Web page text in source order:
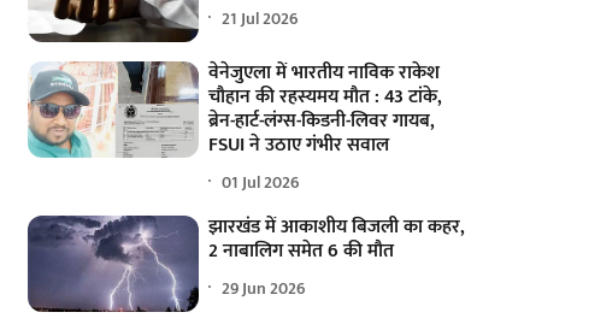
21 Jul 2026
वेनेजुएला में भारतीय नाविक राकेश
चौहान की रहस्यमय मौत : 43 टांके,
ब्रेन-हार्ट-लंग्स-किडनी-लिवर गायब,
FSUI ने उठाए गंभीर सवाल
01 Jul 2026
झारखंड में आकाशीय बिजली का कहर,
2 नाबालिग समेत 6 की मौत
29 Jun 2026